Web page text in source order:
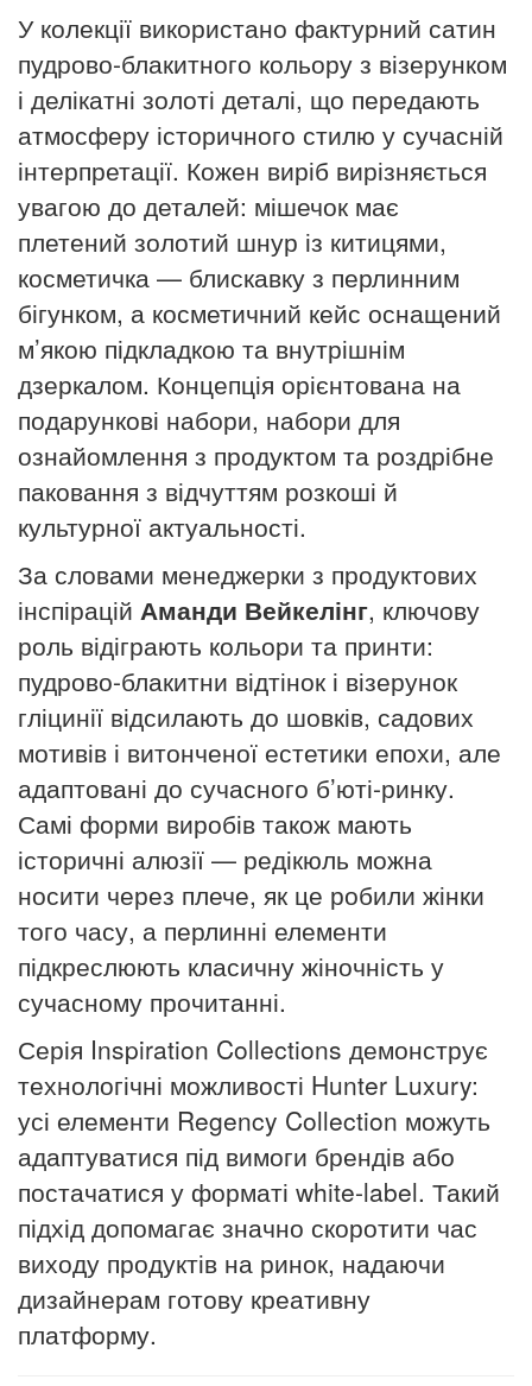
У колекції використано фактурний сатин
пудрово-блакитного кольору з візерунком
і делікатні золоті деталі, що передають
атмосферу історичного стилю у сучасній
інтерпретації. Кожен виріб вирізняється
увагою до деталей: мішечок має
плетений золотий шнур із китицями,
косметичка — блискавку з перлинним
бігунком, а косметичний кейс оснащений
м’якою підкладкою та внутрішнім
дзеркалом. Концепція орієнтована на
подарункові набори, набори для
ознайомлення з продуктом та роздрібне
паковання з відчуттям розкоші й
культурної актуальності.
За словами менеджерки з продуктових
інспірацій Аманди Вейкелінг, ключову
роль відіграють кольори та принти:
пудрово-блакитни відтінок і візерунок
гліцинії відсилають до шовків, садових
мотивів і витонченої естетики епохи, але
адаптовані до сучасного б’юті-ринку.
Самі форми виробів також мають
історичні алюзії — редікюль можна
носити через плече, як це робили жінки
того часу, а перлинні елементи
підкреслюють класичну жіночність у
сучасному прочитанні.
Серія Inspiration Collections демонструє
технологічні можливості Hunter Luxury:
усі елементи Regency Collection можуть
адаптуватися під вимоги брендів або
постачатися у форматі white-label. Такий
підхід допомагає значно скоротити час
виходу продуктів на ринок, надаючи
дизайнерам готову креативну
платформу.